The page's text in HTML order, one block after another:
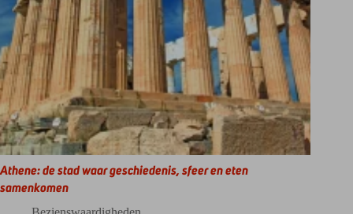
Athene: de stad waar geschiedenis, sfeer en eten
samenkomen